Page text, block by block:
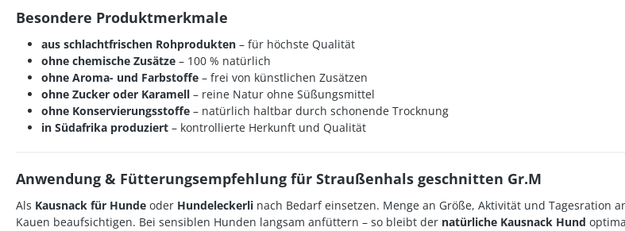
Besondere Produktmerkmale
aus schlachtfrischen Rohprodukten – für höchste Qualität
ohne chemische Zusätze – 100 % natürlich
ohne Aroma- und Farbstoffe – frei von künstlichen Zusätzen
ohne Zucker oder Karamell – reine Natur ohne Süßungsmittel
ohne Konservierungsstoffe – natürlich haltbar durch schonende Trocknung
in Südafrika produziert – kontrollierte Herkunft und Qualität
Anwendung & Fütterungsempfehlung für Straußenhals geschnitten Gr.M
Als Kausnack für Hunde oder Hundeleckerli nach Bedarf einsetzen. Menge an Größe, Aktivität und Tagesration
Kauen beaufsichtigen. Bei sensiblen Hunden langsam anfüttern – so bleibt der natürliche Kausnack Hund